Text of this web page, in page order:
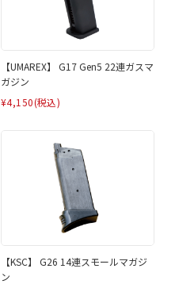
【UMAREX】 G17 Gen5 22連ガスマ
ガジン
¥4,150(税込)
【KSC】 G26 14連スモールマガジ
ン